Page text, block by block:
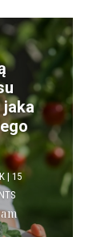
jaka
|15